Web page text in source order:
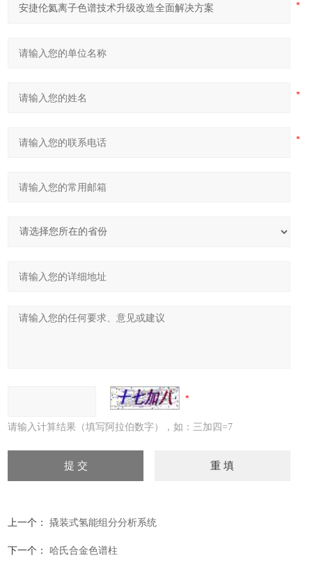
请输入计算结果（填写阿拉伯数字），如：三加四=7
上一个： 撬装式氢能组分分析系统
下一个： 哈氏合金色谱柱